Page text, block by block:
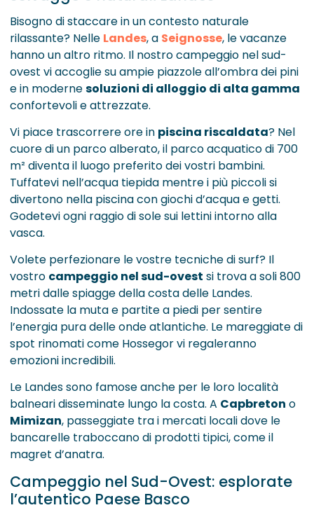
Bisogno di staccare in un contesto naturale
rilassante? Nelle Landes, a Seignosse, le vacanze
hanno un altro ritmo. Il nostro campeggio nel sud-
ovest vi accoglie su ampie piazzole all’ombra dei pini
e in modernesoluzioni di alloggio di alta gamma
confortevoli e attrezzate.
Vi piace trascorrere ore in piscina riscaldata? Nel
cuore di un parco alberato, il parco acquatico di 700
m² diventa il luogo preferito dei vostri bambini.
Tuffatevi nell’acqua tiepida mentre i più piccoli si
divertono nella piscina con giochi d’acqua e getti.
Godetevi ogni raggio di sole sui lettini intorno alla
vasca.
Volete perfezionare le vostre tecniche di surf? Il
vostro campeggio nel sud-ovest si trova a soli 800
metri dalle spiagge della costa delle Landes.
Indossate la muta e partite a piedi per sentire
l’energia pura delle onde atlantiche. Le mareggiate di
spot rinomati come Hossegor vi regaleranno
emozioni incredibili.
Le Landes sono famose anche per le loro località
balneari disseminate lungo la costa. A Capbreton o
Mimizan, passeggiate tra i mercati locali dove le
bancarelle traboccano di prodotti tipici, come il
magret d’anatra.
Campeggio nel Sud-Ovest: esplorate
l’autentico Paese Basco